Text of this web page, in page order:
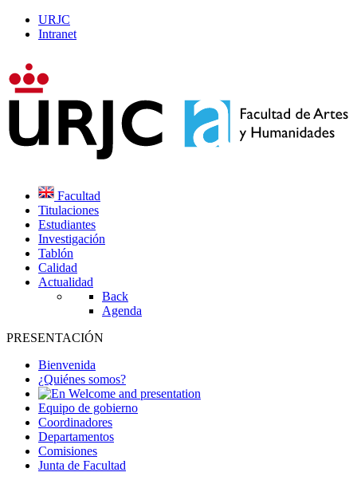
URJC
Intranet
Facultad
Titulaciones
Estudiantes
Investigación
Tablón
Calidad
Actualidad
Back
Agenda
PRESENTACIÓN
Bienvenida
¿Quiénes somos?
Welcome and presentation
Equipo de gobierno
Coordinadores
Departamentos
Comisiones
Junta de Facultad